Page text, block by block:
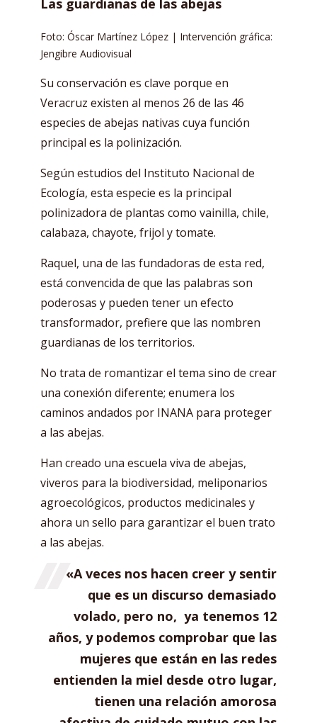
Foto: Óscar Martínez López | Intervención gráfica:
Jengibre Audiovisual
Su conservación es clave porque en
Veracruz existen al menos 26 de las 46
especies de abejas nativas cuya función
principal es la polinización.
Según estudios del Instituto Nacional de
Ecología, esta especie es la principal
polinizadora de plantas como vainilla, chile,
calabaza, chayote, frijol y tomate.
Raquel, una de las fundadoras de esta red,
está convencida de que las palabras son
poderosas y pueden tener un efecto
transformador, prefiere que las nombren
guardianas de los territorios.
No trata de romantizar el tema sino de crear
una conexión diferente; enumera los
caminos andados por INANA para proteger
a las abejas.
Han creado una escuela viva de abejas,
viveros para la biodiversidad, meliponarios
agroecológicos, productos medicinales y
ahora un sello para garantizar el buen trato
a las abejas.
«A veces nos hacen creer y sentir
que es un discurso demasiado
volado, pero no, ya tenemos 12
años, y podemos comprobar que las
mujeres que están en las redes
entienden la miel desde otro lugar,
tienen una relación amorosa